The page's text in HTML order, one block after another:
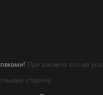
При расчете кол-ва
сторону.